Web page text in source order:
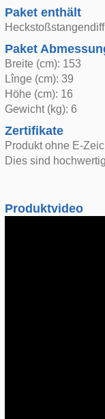
Paket enthält
Paket
Breite (cm): 153
Lînge (cm): 39
Höhe (cm): 16
Gewicht (kg): 6
Zertifikate
Produkt ohne E-
Dies sind
Produktvideo